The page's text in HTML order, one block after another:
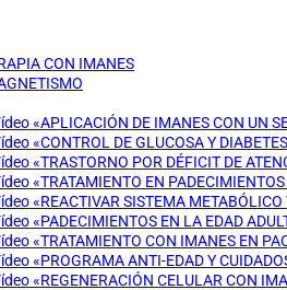
CON IMANES
«APLICACIÓN DE IMANES CON UN
«CONTROL DE GLUCOSA Y
«TRASTORNO POR DÉFICIT DE
«TRATAMIENTO EN
«REACTIVAR SISTEMA
«PADECIMIENTOS EN LA EDAD
«TRATAMIENTO CON IMANES EN
«PROGRAMA ANTI-EDAD Y
«REGENERACIÓN CELULAR CON